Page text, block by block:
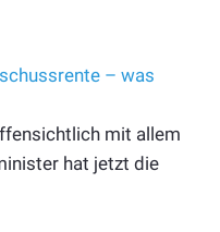
– was
mit allem
hat jetzt die